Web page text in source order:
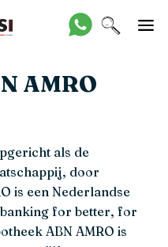
AMRO
als de
door
is een Nederlandse
for better, for
ABN AMRO is